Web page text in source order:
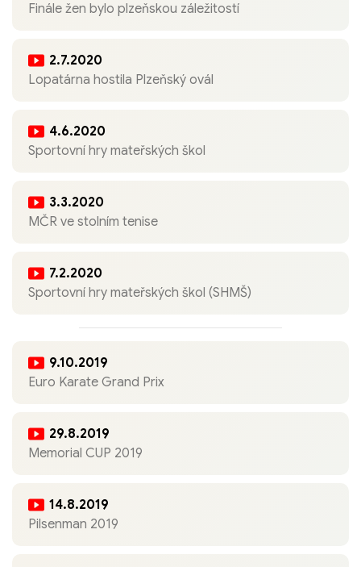
Finále žen bylo plzeňskou záležitostí
2.7.2020
Lopatárna hostila Plzeňský ovál
4.6.2020
Sportovní hry mateřských škol
3.3.2020
MČR ve stolním tenise
7.2.2020
Sportovní hry mateřských škol (SHMŠ)
9.10.2019
Euro Karate Grand Prix
29.8.2019
Memorial CUP 2019
14.8.2019
Pilsenman 2019